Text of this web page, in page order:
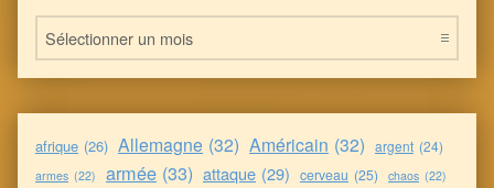
Flux d’Infos mensuel
afrique (26) Allemagne (32) Américain (32) argent (24)
armes (22) armée (33) attaque (29) cerveau (25) chaos (22)